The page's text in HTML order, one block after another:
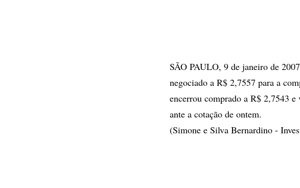
SÃO PAULO, 9 de janeiro de
negociado a R$ 2,7557 para a
encerrou comprado a R$ 2,7543
ante a cotação de ontem.
(Simone e Silva Bernardino -